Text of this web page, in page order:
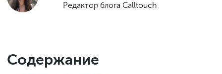
Редактор блога Calltouch
Содержание